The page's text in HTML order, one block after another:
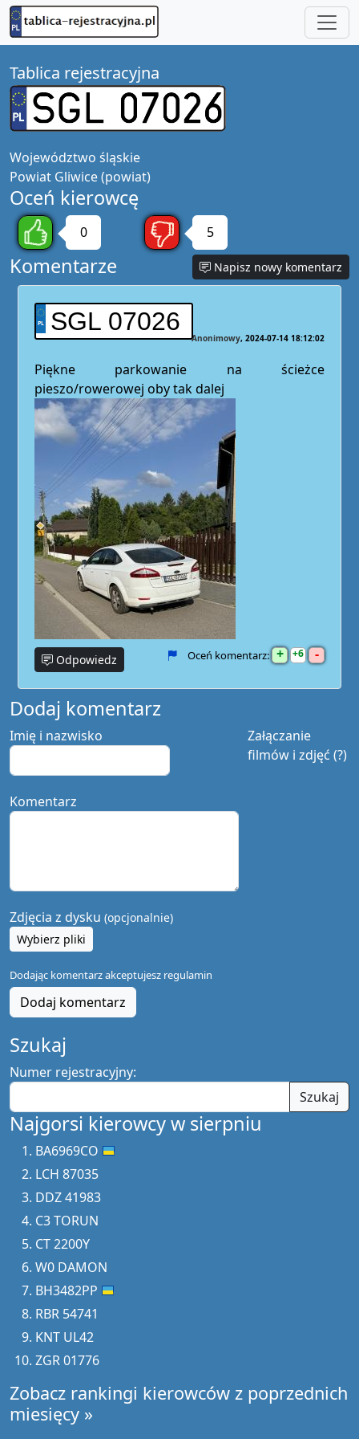
Tablica rejestracyjna
Województwo śląskie
Powiat Gliwice (powiat)
Oceń kierowcę
0 5
Komentarze Napisz nowy komentarz
SGL 07026
Anonimowy 2024-07-14 18:12:02
Piękne parkowanie na ścieżce
pieszo/rowerowej oby tak dalej
Odpowiedz Oceń komentarz: + 6 -
Dodaj komentarz
Załączanie
filmów i zdjęć (?)
Imię i nazwisko
Komentarz
Zdjęcia z dysku (opcjonalnie)
Wybierz pliki
Dodając komentarz akceptujesz regulamin
Dodaj komentarz
Szukaj
Numer rejestracyjny:
Szukaj
Najgorsi kierowcy w sierpniu
BA6969CO
LCH 87035
DDZ 41983
C3 TORUN
CT 2200Y
W0 DAMON
BH3482PP
RBR 54741
KNT UL42
ZGR 01776
Zobacz rankingi kierowców z poprzednich
miesięcy »